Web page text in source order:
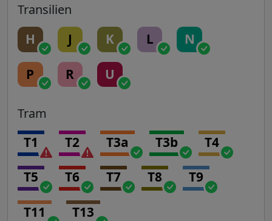
Transilien
H J K L N
P R U
Tram
T1 T2 T3a T3b T4
T5 T6 T7 T8 T9
T11 T13